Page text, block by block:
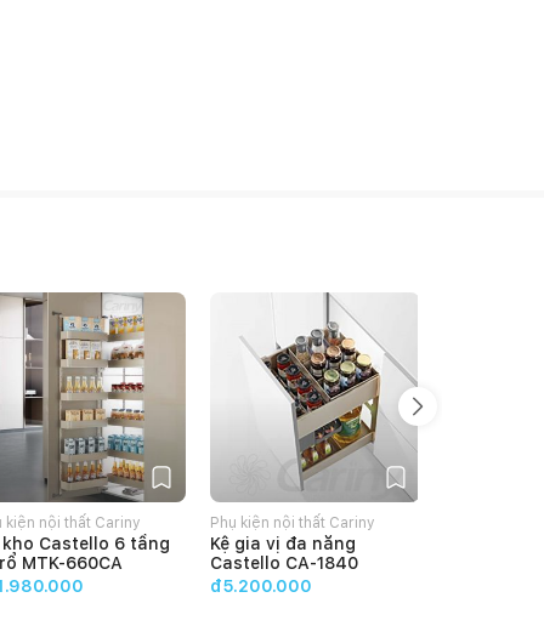
kiện nội thất Cariny
kho Castello 6 tầng
MTK-660CA
Phụ kiện nội thất Cariny
Kệ gia vị đa năng
Castello CA-1840
đ5.200.000